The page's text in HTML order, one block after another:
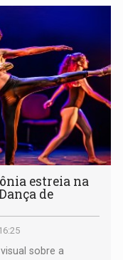
estreia na
de
sobre a